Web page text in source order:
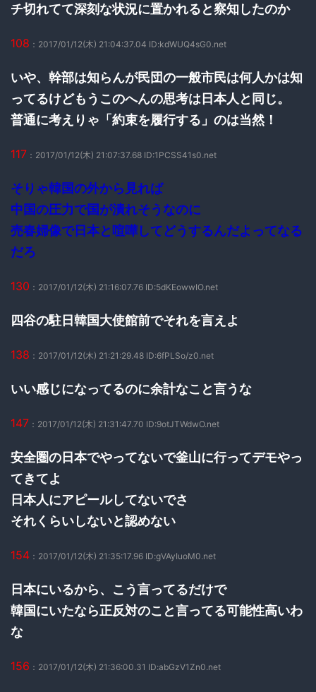
チ切れてて深刻な状況に置かれると察知したのか
108 ：2017/01/12(木) 21:04:37.04 ID:kdWUQ4sG0.net
いや、幹部は知らんが民団の一般市民は何人かは知
ってるけどもうこのへんの思考は日本人と同じ。
普通に考えりゃ「約束を履行する」のは当然！
117 ：2017/01/12(木) 21:07:37.68 ID:1PCSS41s0.net
そりゃ韓国の外から見れば
中国の圧力で国が潰れそうなのに
売春婦像で日本と喧嘩してどうするんだよってなる
だろ
130 ：2017/01/12(木) 21:16:07.76 ID:5dKEowwIO.net
四谷の駐日韓国大使館前でそれを言えよ
138 ：2017/01/12(木) 21:21:29.48 ID:6fPLSo/z0.net
いい感じになってるのに余計なこと言うな
147 ：2017/01/12(木) 21:31:47.70 ID:9otJTWdwO.net
安全圏の日本でやってないで釜山に行ってデモやっ
てきてよ
日本人にアピールしてないでさ
それくらいしないと認めない
154 ：2017/01/12(木) 21:35:17.96 ID:gVAyIuoM0.net
日本にいるから、こう言ってるだけで
韓国にいたなら正反対のこと言ってる可能性高いわ
な
156 ：2017/01/12(木) 21:36:00.31 ID:abGzV1Zn0.net